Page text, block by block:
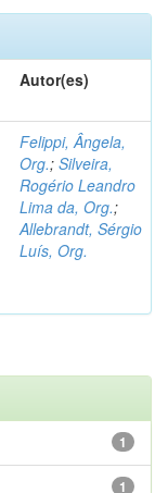
Autor(es)
Felippi, Ângela,
Org.; Silveira,
Rogério Leandro
Lima da, Org.;
Allebrandt, Sérgio
Luís, Org.
1
1